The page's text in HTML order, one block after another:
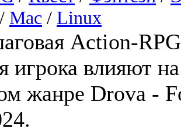
/ Mac / Linux
Action-
игрока влияют
жанре Drova -